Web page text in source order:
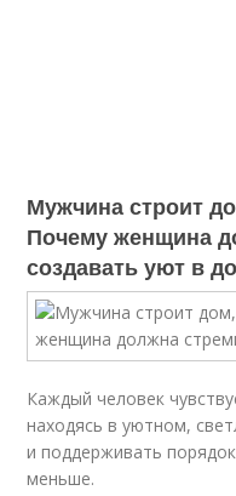
Мужчина строит
Почему женщина
создавать уют в
Каждый человек
находясь в уютном,
и поддерживать
меньше.